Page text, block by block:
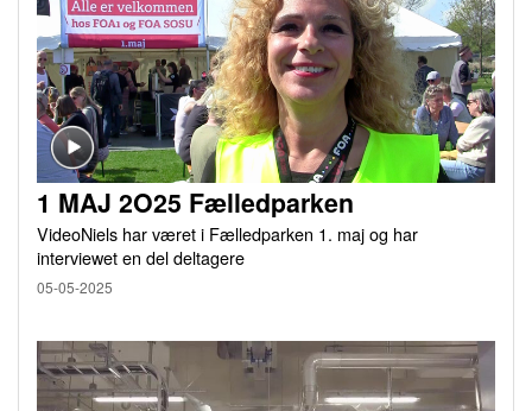
1 MAJ 2O25 Fælledparken
VideoNiels har været i Fælledparken 1. maj og har
interviewet en del deltagere
05-05-2025